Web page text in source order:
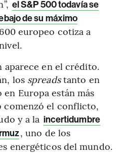
el S&P 500 todavía se
de su máximo
europeo cotiza a
aparece en el crédito.
los spreadstanto en
Europa están más
comenzó el conflicto,
y a la incertidumbre
, uno de los
energéticos del mundo.